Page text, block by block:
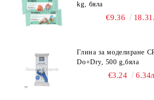
kg, бяла
€9.36
Глина за моделиране
Do+Dry, 500 g,бяла
€3.24